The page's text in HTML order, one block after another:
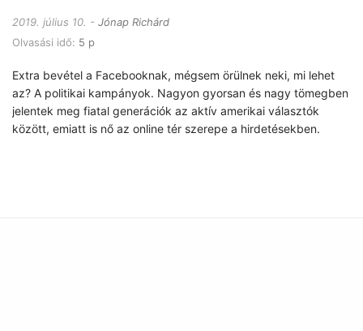
2019. július 10.
Jónap Richárd
Olvasási idő: 5 p
Extra bevétel a Facebooknak, mégsem örülnek neki, mi lehet
az? A politikai kampányok. Nagyon gyorsan és nagy tömegben
jelentek meg fiatal generációk az aktív amerikai választók
között, emiatt is nő az online tér szerepe a hirdetésekben.